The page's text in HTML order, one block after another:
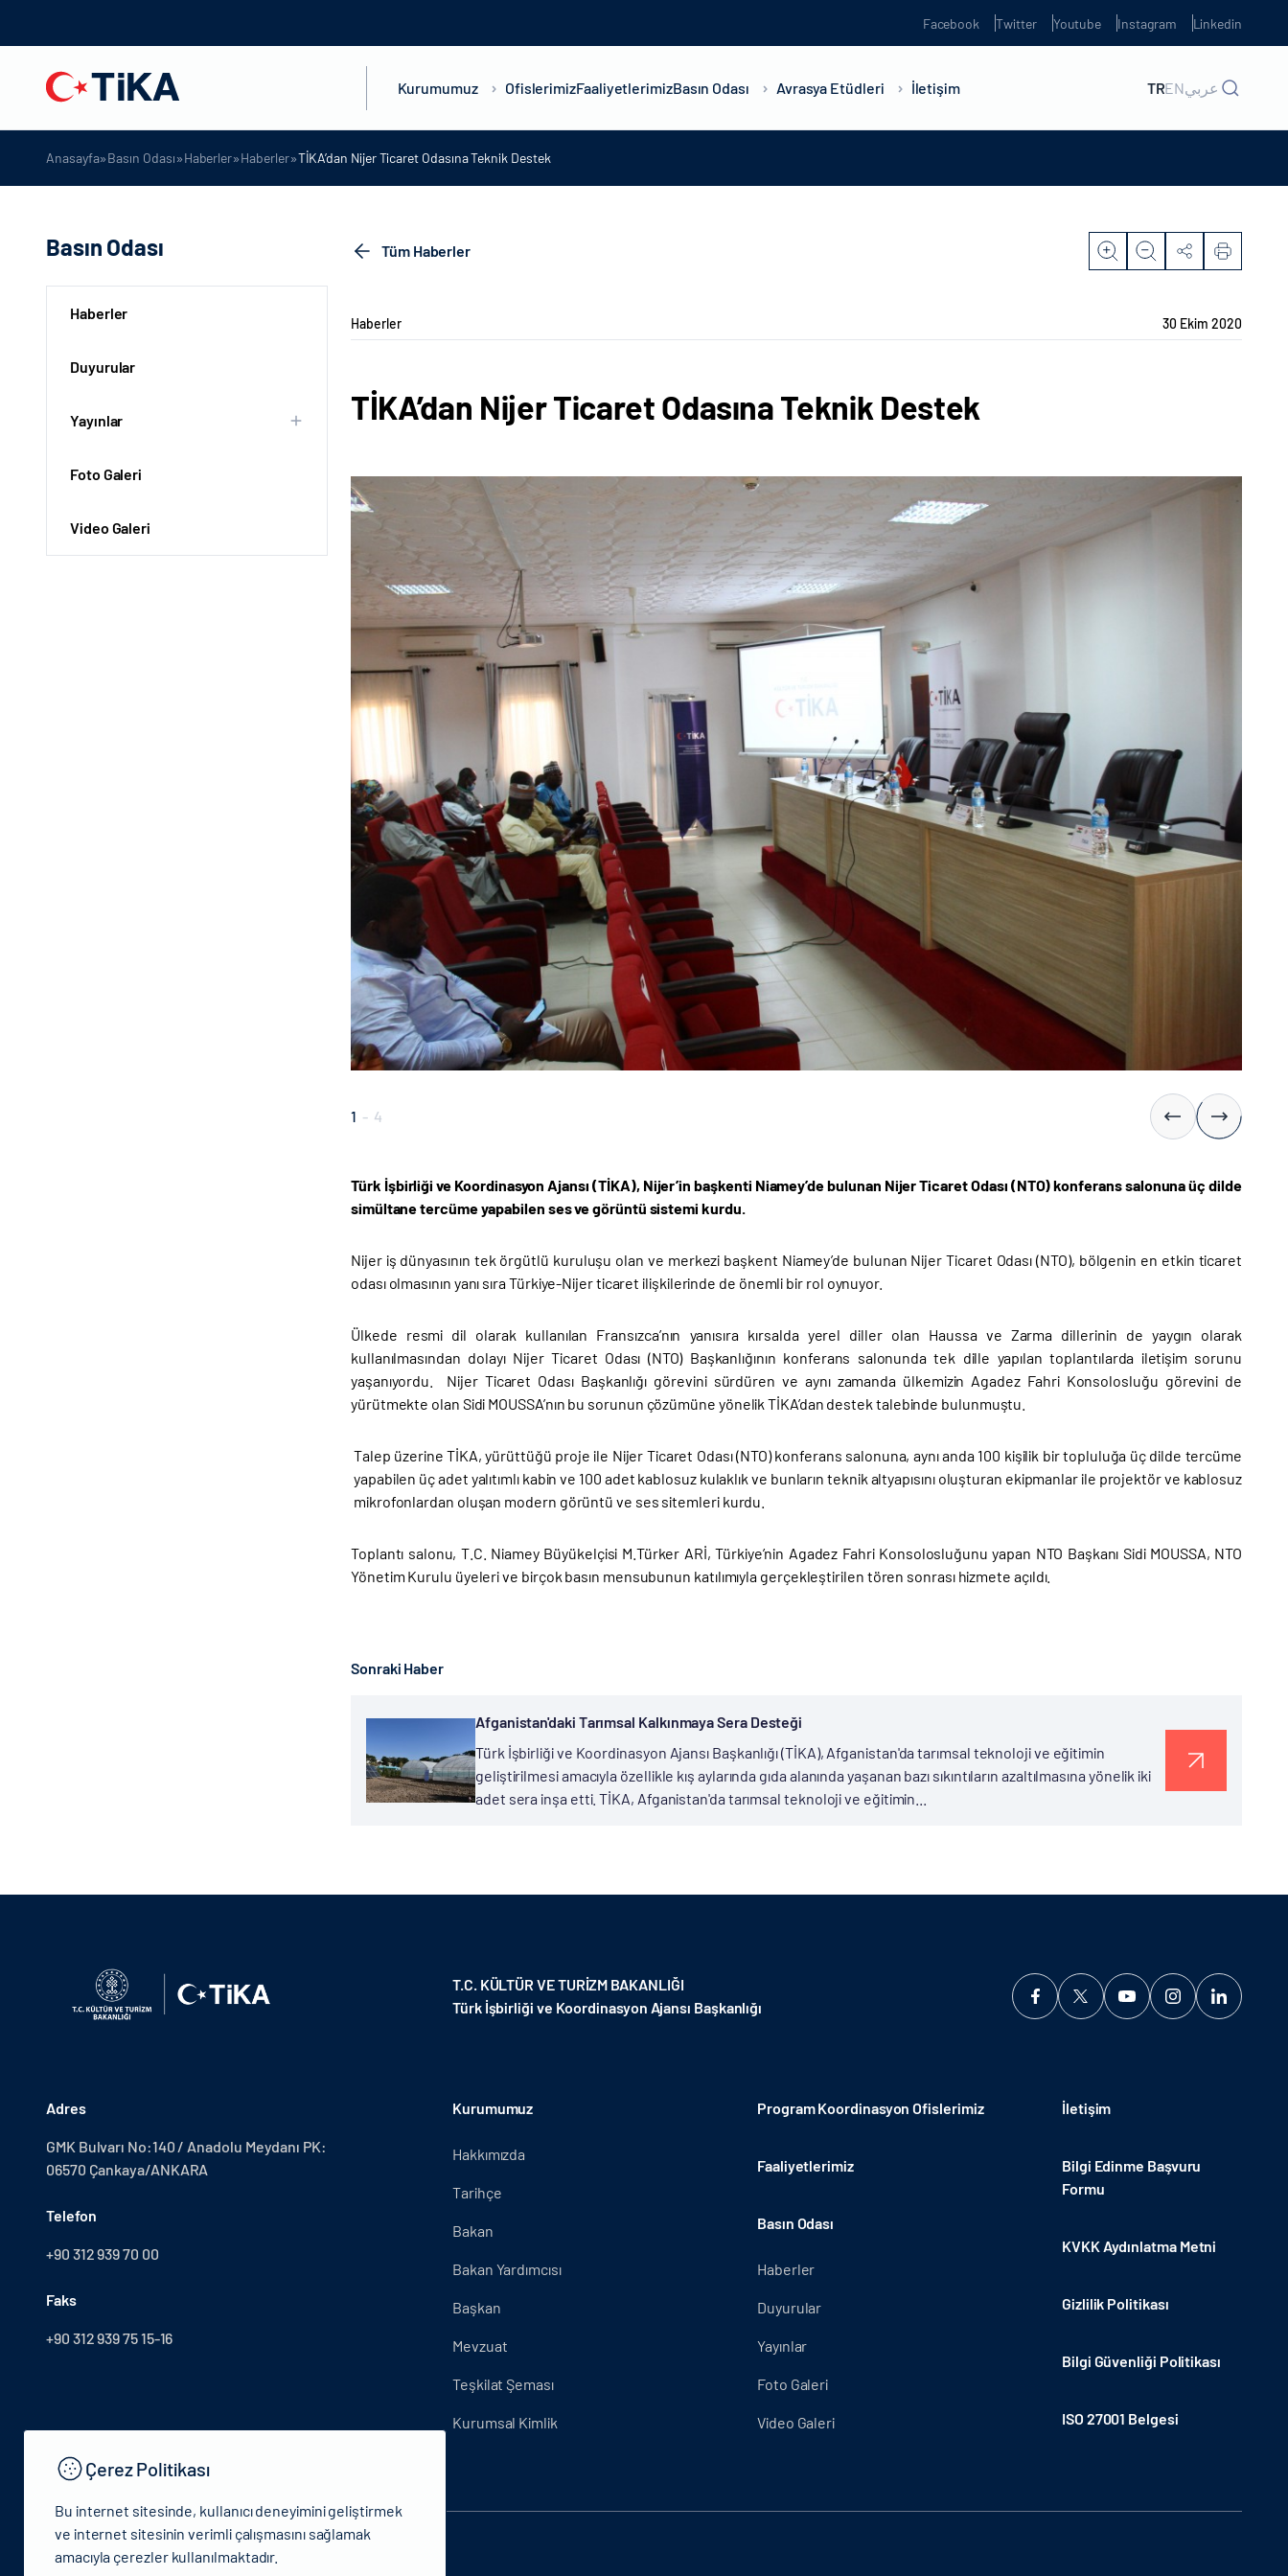
Facebook Twitter Youtube Instagram Linkedin
Kurumumuz OfislerimizFaaliyetlerimizBasın Odası Avrasya Etüdleri İletişim TRENعربي
Anasayfa»Basın Odası»Haberler»Haberler»TİKA’dan Nijer Ticaret Odasına Teknik Destek
Basın Odası
Haberler
Duyurular
Yayınlar
Foto Galeri
Video Galeri
Tüm Haberler
Haberler 30 Ekim 2020
TİKA’dan Nijer Ticaret Odasına Teknik Destek
1 - 4
Türk İşbirliği ve Koordinasyon Ajansı (TİKA), Nijer’in başkenti Niamey’de bulunan Nijer Ticaret Odası (NTO) konferans salonuna üç dilde
simültane tercüme yapabilen ses ve görüntü sistemi kurdu.
Nijer iş dünyasının tek örgütlü kuruluşu olan ve merkezi başkent Niamey’de bulunan Nijer Ticaret Odası (NTO), bölgenin en etkin ticaret
odası olmasının yanı sıra Türkiye-Nijer ticaret ilişkilerinde de önemli bir rol oynuyor.
Ülkede resmi dil olarak kullanılan Fransızca’nın yanısıra kırsalda yerel diller olan Haussa ve Zarma dillerinin de yaygın olarak
kullanılmasından dolayı Nijer Ticaret Odası (NTO) Başkanlığının konferans salonunda tek dille yapılan toplantılarda iletişim sorunu
yaşanıyordu. Nijer Ticaret Odası Başkanlığı görevini sürdüren ve aynı zamanda ülkemizin Agadez Fahri Konsolosluğu görevini de
yürütmekte olan Sidi MOUSSA’nın bu sorunun çözümüne yönelik TİKA’dan destek talebinde bulunmuştu.
Talep üzerine TİKA, yürüttüğü proje ile Nijer Ticaret Odası (NTO) konferans salonuna, aynı anda 100 kişilik bir topluluğa üç dilde tercüme
yapabilen üç adet yalıtımlı kabin ve 100 adet kablosuz kulaklık ve bunların teknik altyapısını oluşturan ekipmanlar ile projektör ve kablosuz
mikrofonlardan oluşan modern görüntü ve ses sitemleri kurdu.
Toplantı salonu, T.C. Niamey Büyükelçisi M.Türker ARİ, Türkiye’nin Agadez Fahri Konsolosluğunu yapan NTO Başkanı Sidi MOUSSA, NTO
Yönetim Kurulu üyeleri ve birçok basın mensubunun katılımıyla gerçekleştirilen tören sonrası hizmete açıldı.
Sonraki Haber
Afganistan'daki Tarımsal Kalkınmaya Sera Desteği
Türk İşbirliği ve Koordinasyon Ajansı Başkanlığı (TİKA), Afganistan'da tarımsal teknoloji ve eğitimin
geliştirilmesi amacıyla özellikle kış aylarında gıda alanında yaşanan bazı sıkıntıların azaltılmasına yönelik iki
adet sera inşa etti. TİKA, Afganistan'da tarımsal teknoloji ve eğitimin...
T.C. KÜLTÜR VE TURİZM BAKANLIĞI
Türk İşbirliği ve Koordinasyon Ajansı Başkanlığı
Adres
GMK Bulvarı No:140 / Anadolu Meydanı PK:
06570 Çankaya/ANKARA
Telefon
+90 312 939 70 00
Faks
+90 312 939 75 15-16
Kurumumuz
Hakkımızda
Tarihçe
Bakan
Bakan Yardımcısı
Başkan
Mevzuat
Teşkilat Şeması
Kurumsal Kimlik
Program Koordinasyon Ofislerimiz
Faaliyetlerimiz
Basın Odası
Haberler
Duyurular
Yayınlar
Foto Galeri
Video Galeri
İletişim
Bilgi Edinme Başvuru
Formu
KVKK Aydınlatma Metni
Gizlilik Politikası
Bilgi Güvenliği Politikası
ISO 27001 Belgesi
Çerez Politikası
Bu internet sitesinde, kullanıcı deneyimini geliştirmek
ve internet sitesinin verimli çalışmasını sağlamak
amacıyla çerezler kullanılmaktadır.